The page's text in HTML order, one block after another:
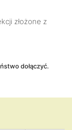
złożone z
dołączyć.